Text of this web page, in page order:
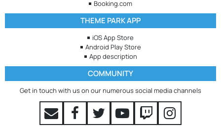
Booking.com
THEME PARK APP
iOS App Store
Android Play Store
App description
COMMUNITY
Get in touch with us on our numerous social media channels